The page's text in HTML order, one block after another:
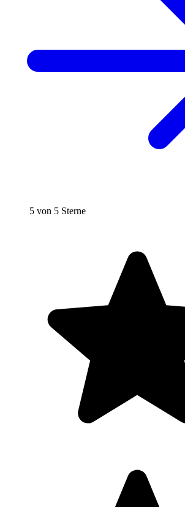
5 von 5 Sterne